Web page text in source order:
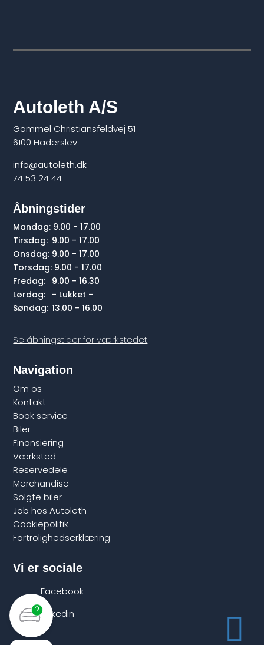

Autoleth A/S
Gammel Christiansfeldvej 51
6100 Haderslev
info@autoleth.dk
74 53 24 44
Åbningstider
Mandag: 9.00 - 17.00
Tirsdag: 9.00 - 17.00
Onsdag: 9.00 - 17.00
Torsdag: 9.00 - 17.00
Fredag: 9.00 - 16.30
Lørdag: - Lukket -
Søndag: 13.00 - 16.00
Se åbningstider for værkstedet
Navigation
Om os
Kontakt
Book service
Biler
Finansiering
Værksted
Reservedele
Merchandise
Solgte biler
Job hos Autoleth
Cookiepolitik
Fortrolighedserklæring
Vi er sociale
Facebook
Linkedin